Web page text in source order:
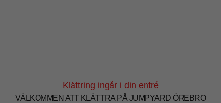
Klättring ingår i din entré
VÄLKOMMEN ATT KLÄTTRA PÅ JUMPYARD ÖREBRO